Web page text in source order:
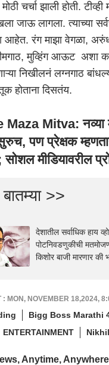
मोठी चर्चा झाली होती.
जाऊ लागला. त्याच्या
आहेत. रंग माझा वेगळा,
मुव्हिंग आऊट अशा
निखीलनं लग्नगाठ
होताना दिसतंय.
Mitva: नव्या
पण प्रेक्षक
मीडियावरील
>>
देशातील सर्वाधिक हाय
पोटनिवडणुकीची
किशोर बाजी मारणार
: MON, NOVEMBER 18,2024,
Bigg Boss Marathi
ENTERTAINMENT
Anytime,